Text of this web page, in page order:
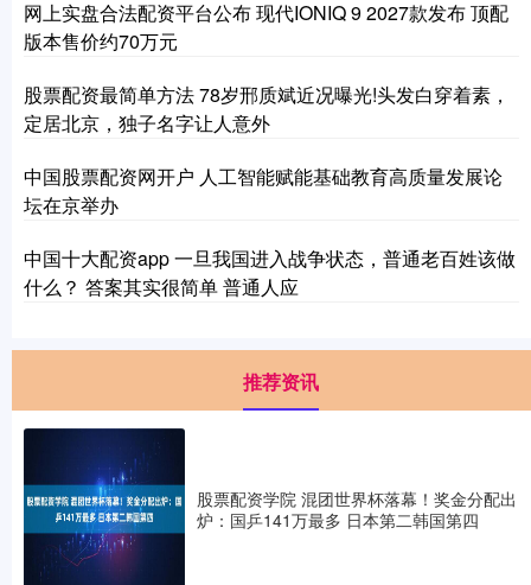
网上实盘合法配资平台公布 现代IONIQ 9 2027款发布 顶配
版本售价约70万元
股票配资最简单方法 78岁邢质斌近况曝光!头发白穿着素，
定居北京，独子名字让人意外
中国股票配资网开户 人工智能赋能基础教育高质量发展论
坛在京举办
中国十大配资app 一旦我国进入战争状态，普通老百姓该做
什么？ 答案其实很简单 普通人应
推荐资讯
股票配资学院 混团世界杯落幕！奖金分配出
炉：国乒141万最多 日本第二韩国第四